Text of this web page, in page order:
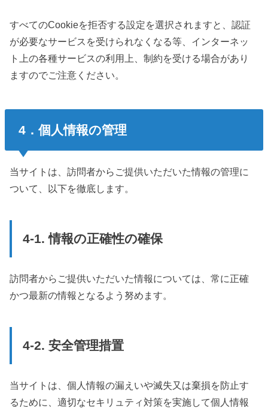
すべてのCookieを拒否する設定を選択されますと、認証
が必要なサービスを受けられなくなる等、インターネッ
ト上の各種サービスの利用上、制約を受ける場合があり
ますのでご注意ください。
4．個人情報の管理
当サイトは、訪問者からご提供いただいた情報の管理に
ついて、以下を徹底します。
4-1. 情報の正確性の確保
訪問者からご提供いただいた情報については、常に正確
かつ最新の情報となるよう努めます。
4-2. 安全管理措置
当サイトは、個人情報の漏えいや滅失又は棄損を防止す
るために、適切なセキリュティ対策を実施して個人情報